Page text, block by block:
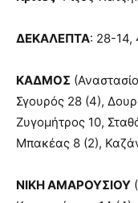
ΔΕΚΑΛΕΠΤΑ: 28-
ΚΑΔΜΟΣ
Σγουρός 28 (4),
Ζυγομήτρος 10,
Μπακέας 8 (2),
ΝΙΚΗ ΑΜΑΡΟΥΣΙΟΥ